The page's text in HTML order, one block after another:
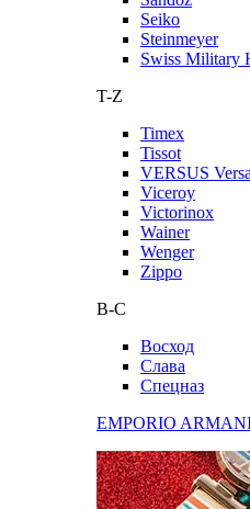
Seiko
Steinmeyer
Swiss Military
T-Z
Timex
Tissot
VERSUS
Viceroy
Victorinox
Wainer
Wenger
Zippo
В-С
Восход
Слава
Спецназ
EMPORIO